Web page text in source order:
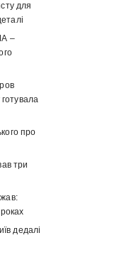
для
–
про
три
дедалі